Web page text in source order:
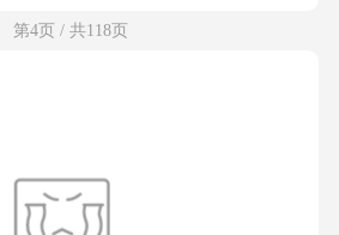
第4页 / 共118页